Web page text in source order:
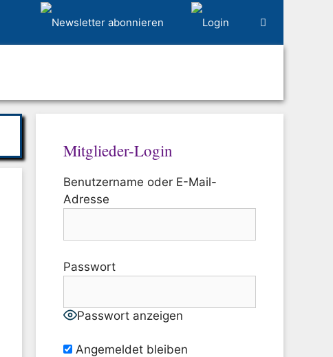
Mitglieder-Login
Benutzername oder E-Mail-
Adresse
Passwort
Passwort anzeigen
Angemeldet bleiben